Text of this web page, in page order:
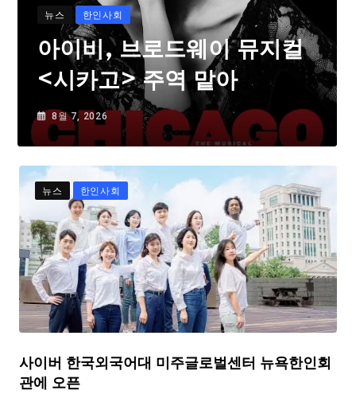
뉴스 한인사회
아이비, 브로드웨이 뮤지컬
<시카고> 주역 맡아
8월 7, 2026
뉴스 한인사회
사이버 한국외국어대 미주글로벌센터 뉴욕한인회
관에 오픈